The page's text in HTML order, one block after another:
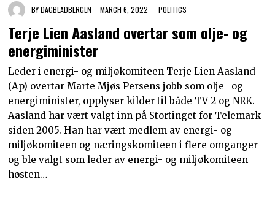
BYDAGBLADBERGEN MARCH 6, 2022 POLITICS
Terje Lien Aasland overtar som olje- og
energiminister
Leder i energi- og miljøkomiteen Terje Lien Aasland
(Ap) overtar Marte Mjøs Persens jobb som olje- og
energiminister, opplyser kilder til både TV 2 og NRK.
Aasland har vært valgt inn på Stortinget for Telemark
siden 2005. Han har vært medlem av energi- og
miljøkomiteen og næringskomiteen i flere omganger
og ble valgt som leder av energi- og miljøkomiteen
høsten…